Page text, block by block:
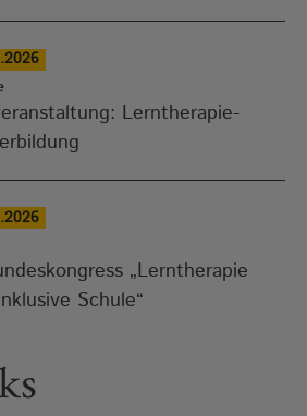
Lerntherapie-
„Lerntherapie
Schule“